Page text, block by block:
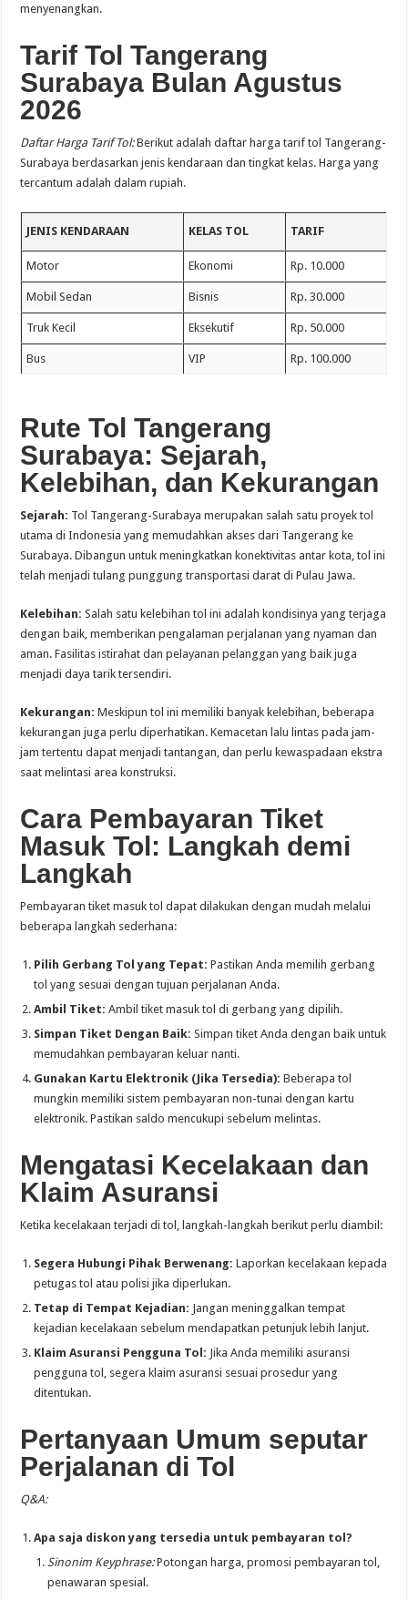
menyenangkan.
Tarif Tol Tangerang
Surabaya Bulan Agustus
2026
Daftar Harga Tarif Tol:Berikut adalah daftar harga tarif tol Tangerang-
Surabaya berdasarkan jenis kendaraan dan tingkat kelas. Harga yang
tercantum adalah dalam rupiah.
JENIS KENDARAAN KELAS TOL TARIF
Motor Ekonomi Rp. 10.000
Mobil Sedan Bisnis Rp. 30.000
Truk Kecil Eksekutif Rp. 50.000
Bus VIP Rp. 100.000
Rute Tol Tangerang
Surabaya: Sejarah,
Kelebihan, dan Kekurangan
Sejarah: Tol Tangerang-Surabaya merupakan salah satu proyek tol
utama di Indonesia yang memudahkan akses dari Tangerang ke
Surabaya. Dibangun untuk meningkatkan konektivitas antar kota, tol ini
telah menjadi tulang punggung transportasi darat di Pulau Jawa.
Kelebihan: Salah satu kelebihan tol ini adalah kondisinya yang terjaga
dengan baik, memberikan pengalaman perjalanan yang nyaman dan
aman. Fasilitas istirahat dan pelayanan pelanggan yang baik juga
menjadi daya tarik tersendiri.
Kekurangan: Meskipun tol ini memiliki banyak kelebihan, beberapa
kekurangan juga perlu diperhatikan. Kemacetan lalu lintas pada jam-
jam tertentu dapat menjadi tantangan, dan perlu kewaspadaan ekstra
saat melintasi area konstruksi.
Cara Pembayaran Tiket
Masuk Tol: Langkah demi
Langkah
Pembayaran tiket masuk tol dapat dilakukan dengan mudah melalui
beberapa langkah sederhana:
Pilih Gerbang Tol yang Tepat: Pastikan Anda memilih gerbang
tol yang sesuai dengan tujuan perjalanan Anda.
Ambil Tiket: Ambil tiket masuk tol di gerbang yang dipilih.
Simpan Tiket Dengan Baik: Simpan tiket Anda dengan baik untuk
memudahkan pembayaran keluar nanti.
Gunakan Kartu Elektronik (Jika Tersedia): Beberapa tol
mungkin memiliki sistem pembayaran non-tunai dengan kartu
elektronik. Pastikan saldo mencukupi sebelum melintas.
Mengatasi Kecelakaan dan
Klaim Asuransi
Ketika kecelakaan terjadi di tol, langkah-langkah berikut perlu diambil:
Segera Hubungi Pihak Berwenang: Laporkan kecelakaan kepada
petugas tol atau polisi jika diperlukan.
Tetap di Tempat Kejadian: Jangan meninggalkan tempat
kejadian kecelakaan sebelum mendapatkan petunjuk lebih lanjut.
Klaim Asuransi Pengguna Tol: Jika Anda memiliki asuransi
pengguna tol, segera klaim asuransi sesuai prosedur yang
ditentukan.
Pertanyaan Umum seputar
Perjalanan di Tol
Q&A:
Apa saja diskon yang tersedia untuk pembayaran tol?
Sinonim Keyphrase:Potongan harga, promosi pembayaran tol,
penawaran spesial.